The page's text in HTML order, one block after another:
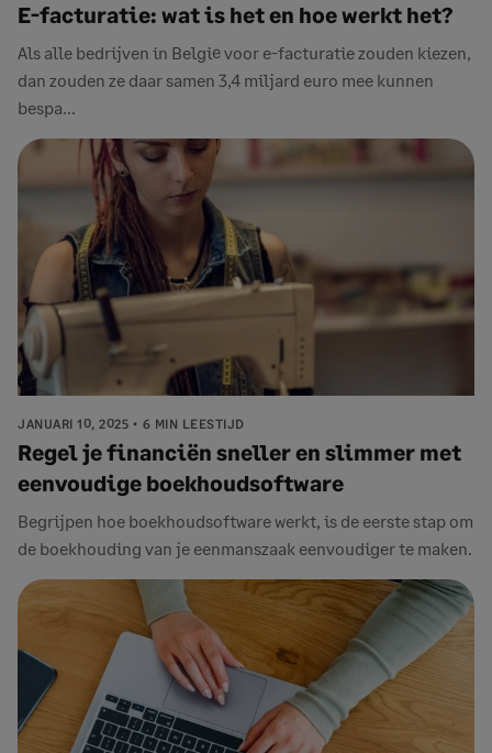
E-facturatie: wat is het en hoe werkt het?
Als alle bedrijven in België voor e-facturatie zouden kiezen,
dan zouden ze daar samen 3,4 miljard euro mee kunnen
bespa...
JANUARI 10, 2025 6 MIN LEESTIJD
Regel je financiën sneller en slimmer met
eenvoudige boekhoudsoftware
Begrijpen hoe boekhoudsoftware werkt, is de eerste stap om
de boekhouding van je eenmanszaak eenvoudiger te maken.